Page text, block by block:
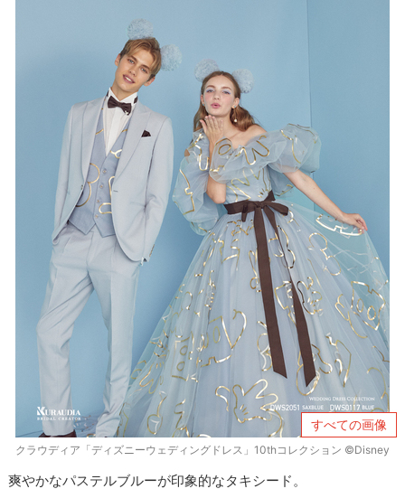
すべての画像
クラウディア「ディズニーウェディングドレス」10thコレクション ©Disney
爽やかなパステルブルーが印象的なタキシード。